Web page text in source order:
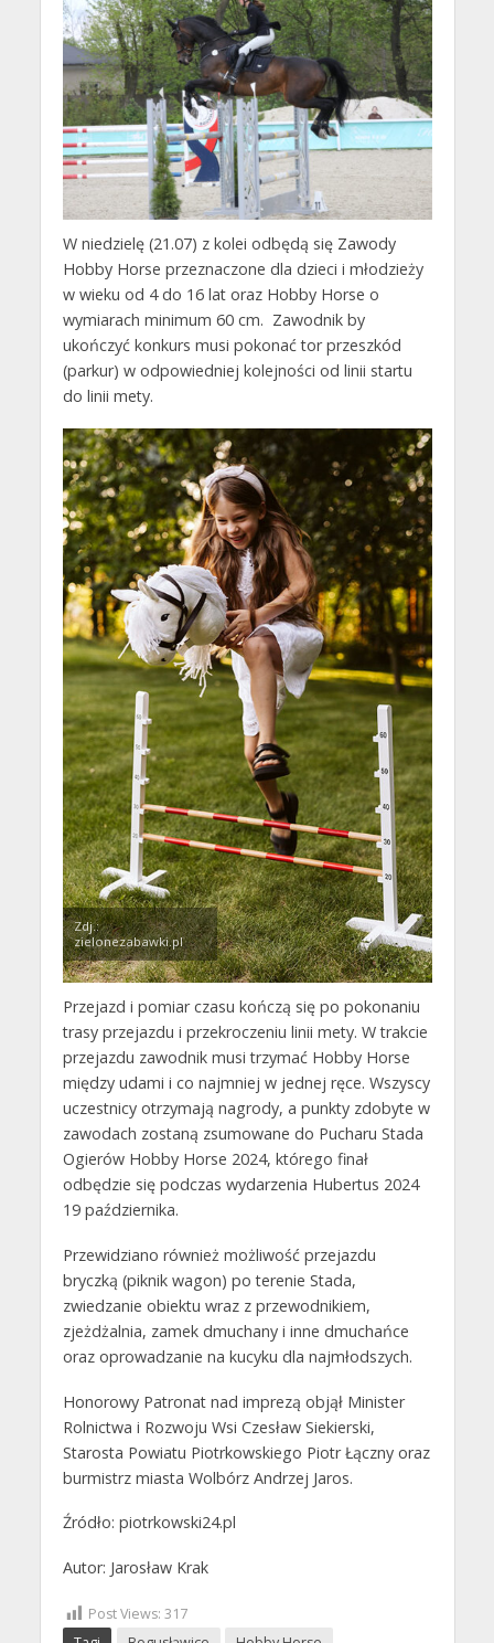
W niedzielę (21.07) z kolei odbędą się Zawody
Hobby Horse przeznaczone dla dzieci i młodzieży
w wieku od 4 do 16 lat oraz Hobby Horse o
wymiarach minimum 60 cm. Zawodnik by
ukończyć konkurs musi pokonać tor przeszkód
(parkur) w odpowiedniej kolejności od linii startu
do linii mety.
Zdj.:
zielonezabawki.pl
Przejazd i pomiar czasu kończą się po pokonaniu
trasy przejazdu i przekroczeniu linii mety. W trakcie
przejazdu zawodnik musi trzymać Hobby Horse
między udami i co najmniej w jednej ręce. Wszyscy
uczestnicy otrzymają nagrody, a punkty zdobyte w
zawodach zostaną zsumowane do Pucharu Stada
Ogierów Hobby Horse 2024, którego finał
odbędzie się podczas wydarzenia Hubertus 2024
19 października.
Przewidziano również możliwość przejazdu
bryczką (piknik wagon) po terenie Stada,
zwiedzanie obiektu wraz z przewodnikiem,
zjeżdżalnia, zamek dmuchany i inne dmuchańce
oraz oprowadzanie na kucyku dla najmłodszych.
Honorowy Patronat nad imprezą objął Minister
Rolnictwa i Rozwoju Wsi Czesław Siekierski,
Starosta Powiatu Piotrkowskiego Piotr Łączny oraz
burmistrz miasta Wolbórz Andrzej Jaros.
Źródło: piotrkowski24.pl
Autor: Jarosław Krak
Post Views: 317